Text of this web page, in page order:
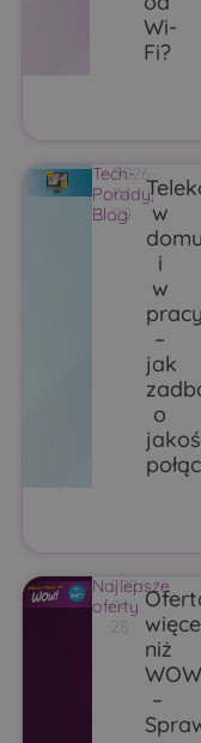
Wi-
Fi?
Tech-
Porady,
Blog
2026-
04-
29
w
domu
i
w
pracy
–
jak
o
Najlepsze
oferty
2026-
04-
28
niż
–